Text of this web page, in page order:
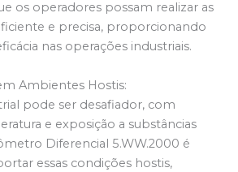
os operadores possam realizar as
e precisa, proporcionando
nas operações industriais.
Ambientes Hostis:
pode ser desafiador, com
e exposição a substâncias
Diferencial 5.WW.2000 é
essas condições hostis,